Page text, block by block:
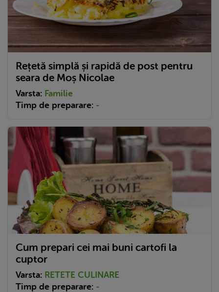
Rețetă simplă și rapidă de post pentru
seara de Moș Nicolae
Varsta: Familie
Timp de preparare: -
Cum prepari cei mai buni cartofi la
cuptor
Varsta: RETETE CULINARE
Timp de preparare: -